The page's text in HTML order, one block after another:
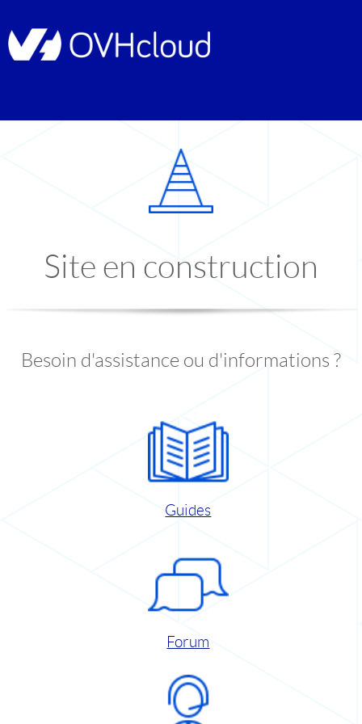
Site en construction
Besoin d'assistance ou d'informations ?
Guides
Forum